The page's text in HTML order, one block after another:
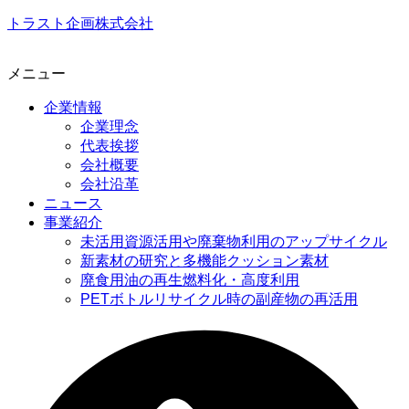
トラスト企画株式会社
メニュー
企業情報
企業理念
代表挨拶
会社概要
会社沿革
ニュース
事業紹介
未活用資源活用や廃棄物利用のアップサイクル
新素材の研究と多機能クッション素材
廃食用油の再生燃料化・高度利用
PETボトルリサイクル時の副産物の再活用